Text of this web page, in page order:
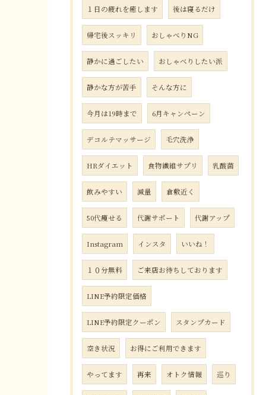
１日の疲れを癒します 後は寝るだけ
帰宅後スッキリ おしゃべりNG
静かに過ごしたい おしゃべりしたい派
静かな方が苦手 そんな方に
今月は19時まで 6月キャンペーン
デコルテマッサージ 毛穴洗浄
HRダイエット 食物繊維サプリ 乳酸菌
飲みやすい 減量 倉敷近く
50代痩せる 代謝サポート 代謝アップ
Instagram インスタ いいね！
１０分無料 ご来店お待ちしております
LINE予約限定価格
LINE予約限定クーポン スタンプカード
空き状況 お得にご利用できます
やってます 再来 オトク情報 巡り